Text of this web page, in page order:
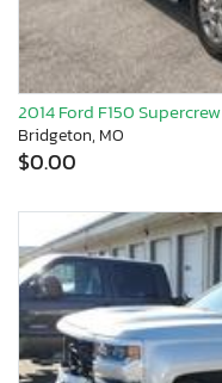
2014 Ford F150 Supercrew
Bridgeton, MO
$0.00